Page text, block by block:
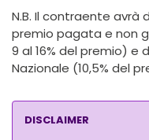
N.B. Il contraente avrà
premio pagata e non
9 al 16% del premio) e
Nazionale (10,5% del
DISCLAIMER